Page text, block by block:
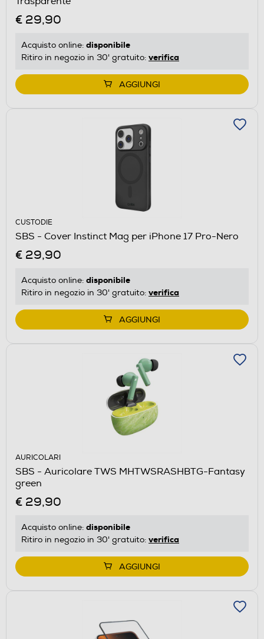
€ 29,90
Acquisto online: disponibile
Ritiro in negozio in 30' gratuito: verifica
AGGIUNGI
CUSTODIE
SBS - Cover Instinct Mag per iPhone 17 Pro-Nero
€ 29,90
Acquisto online: disponibile
Ritiro in negozio in 30' gratuito: verifica
AGGIUNGI
AURICOLARI
SBS - Auricolare TWS MHTWSRASHBTG-Fantasy
green
€ 29,90
Acquisto online: disponibile
Ritiro in negozio in 30' gratuito: verifica
AGGIUNGI